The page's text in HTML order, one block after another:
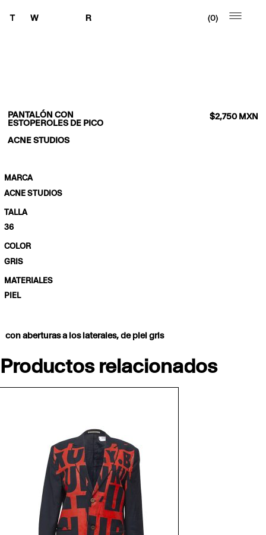
0
PANTALÓN CON
ESTOPEROLES DE PICO
ACNE STUDIOS
$2,750MXN
MARCA
ACNE STUDIOS
TALLA
36
COLOR
GRIS
MATERIALES
PIEL
con aberturas a los laterales, de piel gris
Productos relacionados